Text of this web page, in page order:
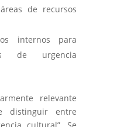
de recursos
internos para
de urgencia
relevante
distinguir entre